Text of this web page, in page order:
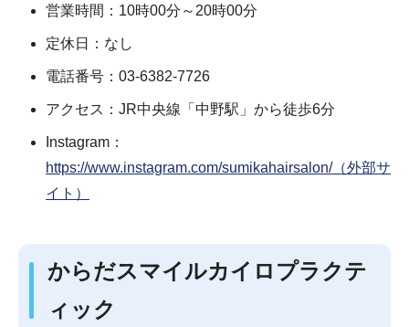
営業時間：10時00分～20時00分
定休日：なし
電話番号：03-6382-7726
アクセス：JR中央線「中野駅」から徒歩6分
Instagram：
https://www.instagram.com/sumikahairsalon/（外部サ
イト）
からだスマイルカイロプラクテ
ィック